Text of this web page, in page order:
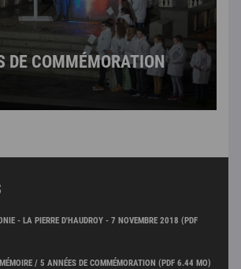
DE COMMÉMORATION
- LA PIERRE D'HAUDROY - 7 NOVEMBRE 2018 (PDF
MÉMOIRE / 5 ANNÉES DE COMMÉMORATION (PDF 6.44 MO)